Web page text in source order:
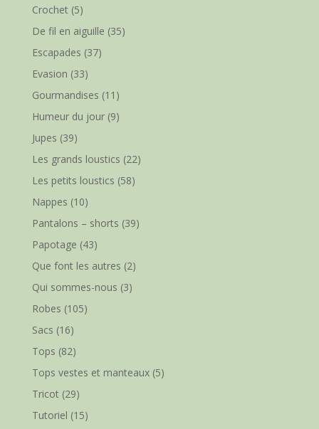
Crochet(5)
De fil en aiguille (35)
Escapades (37)
Evasion (33)
Gourmandises (11)
Humeur du jour(9)
Jupes (39)
Les grands loustics (22)
Les petits loustics (58)
Nappes (10)
Pantalons – shorts (39)
Papotage (43)
Que font les autres (2)
Qui sommes-nous (3)
Robes (105)
Sacs (16)
Tops (82)
Tops vestes et manteaux(5)
Tricot(29)
Tutoriel (15)